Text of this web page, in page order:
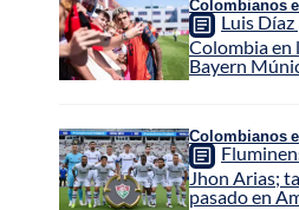
Colombianos
Luis
Colombia en
Bayern
Colombianos
Jhon Arias;
pasado en